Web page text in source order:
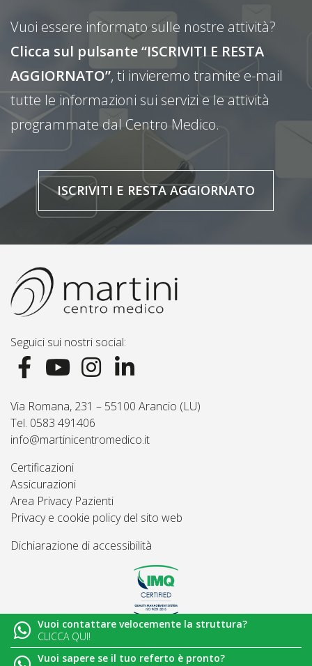
Vuoi essere informato sulle nostre attività?
Clicca sul pulsante “ISCRIVITI E RESTA
AGGIORNATO”, ti invieremo tramite e-mail
tutte le informazioni sui servizi e le attività
programmate dal Centro Medico.
ISCRIVITI E RESTA AGGIORNATO
Seguici sui nostri social:
Via Romana, 231 – 55100 Arancio (LU)
Tel. 0583 491406
info@martinicentromedico.it
Certificazioni
Assicurazioni
Area Privacy Pazienti
Privacy e cookie policy del sito web
Dichiarazione di accessibilità
© 2026Martini Centro Medico - Lucca
Vuoi contattare velocemente la struttura?
CLICCA QUI!
Vuoi sapere se il tuo referto è pronto?